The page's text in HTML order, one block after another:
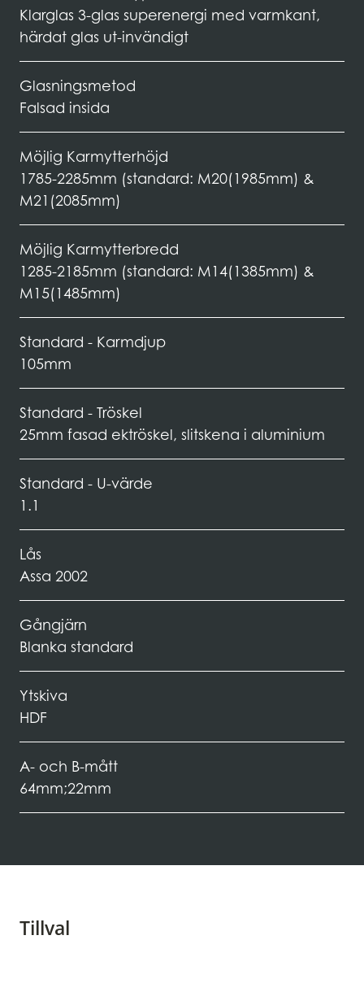
Klarglas 3-glas superenergi med varmkant,
härdat glas ut-invändigt
Glasningsmetod
Falsad insida
Möjlig Karmytterhöjd
1785-2285mm (standard: M20(1985mm) &
M21(2085mm)
Möjlig Karmytterbredd
1285-2185mm (standard: M14(1385mm) &
M15(1485mm)
Standard - Karmdjup
105mm
Standard - Tröskel
25mm fasad ektröskel, slitskena i aluminium
Standard - U-värde
1.1
Lås
Assa 2002
Gångjärn
Blanka standard
Ytskiva
HDF
A- och B-mått
64mm;22mm
Tillval